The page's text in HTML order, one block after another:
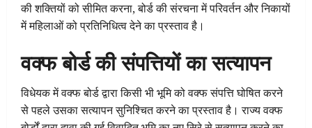
की शक्तियों को सीमित करना, बोर्ड की संरचना में परिवर्तन और निकायों
में महिलाओं को प्रतिनिधित्व देने का प्रस्ताव है।
वक्फ बोर्ड की संपत्तियों का सत्यापन
विधेयक में वक्फ बोर्ड द्वारा किसी भी भूमि को वक्फ संपत्ति घोषित करने
से पहले उसका सत्यापन सुनिश्चित करने का प्रस्ताव है। राज्य वक्फ